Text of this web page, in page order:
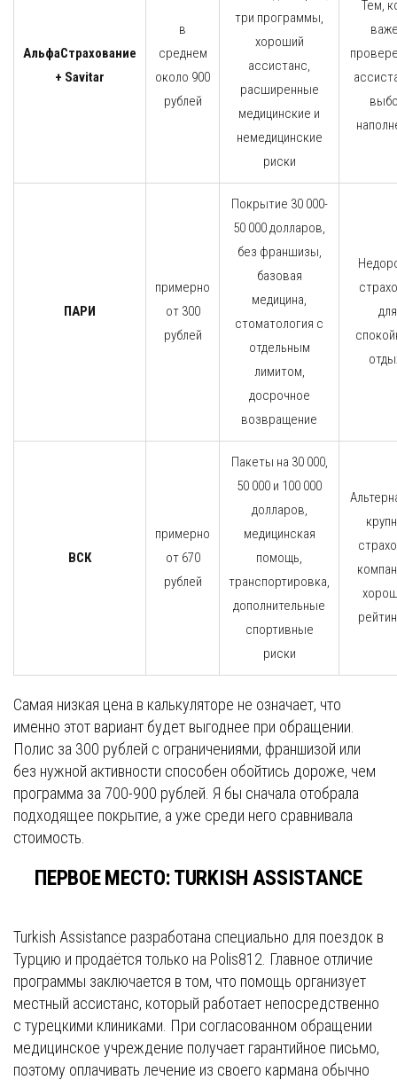
АльфаСтрахование
+ Savitar
в
среднем
около 900
рублей
три программы,
хороший
ассистанс,
расширенные
медицинские и
немедицинские
риски
Тем,
ПАРИ
примерно
от 300
рублей
Покрытие 30 000-
50 000 долларов,
без франшизы,
базовая
медицина,
стоматология с
отдельным
лимитом,
досрочное
возвращение
для
ВСК
примерно
от 670
рублей
Пакеты на 30 000,
50 000 и 100 000
долларов,
медицинская
помощь,
транспортировка,
дополнительные
спортивные
риски
Самая низкая цена в калькуляторе не означает, что
именно этот вариант будет выгоднее при обращении.
Полис за 300 рублей с ограничениями, франшизой или
без нужной активности способен обойтись дороже, чем
программа за 700-900 рублей. Я бы сначала отобрала
подходящее покрытие, а уже среди него сравнивала
стоимость.
ПЕРВОЕ МЕСТО: TURKISH ASSISTANCE
Turkish Assistance разработана специально для поездок в
Турцию и продаётся только на Polis812. Главное отличие
программы заключается в том, что помощь организует
местный ассистанс, который работает непосредственно
с турецкими клиниками. При согласованном обращении
медицинское учреждение получает гарантийное письмо,
поэтому оплачивать лечение из своего кармана обычно